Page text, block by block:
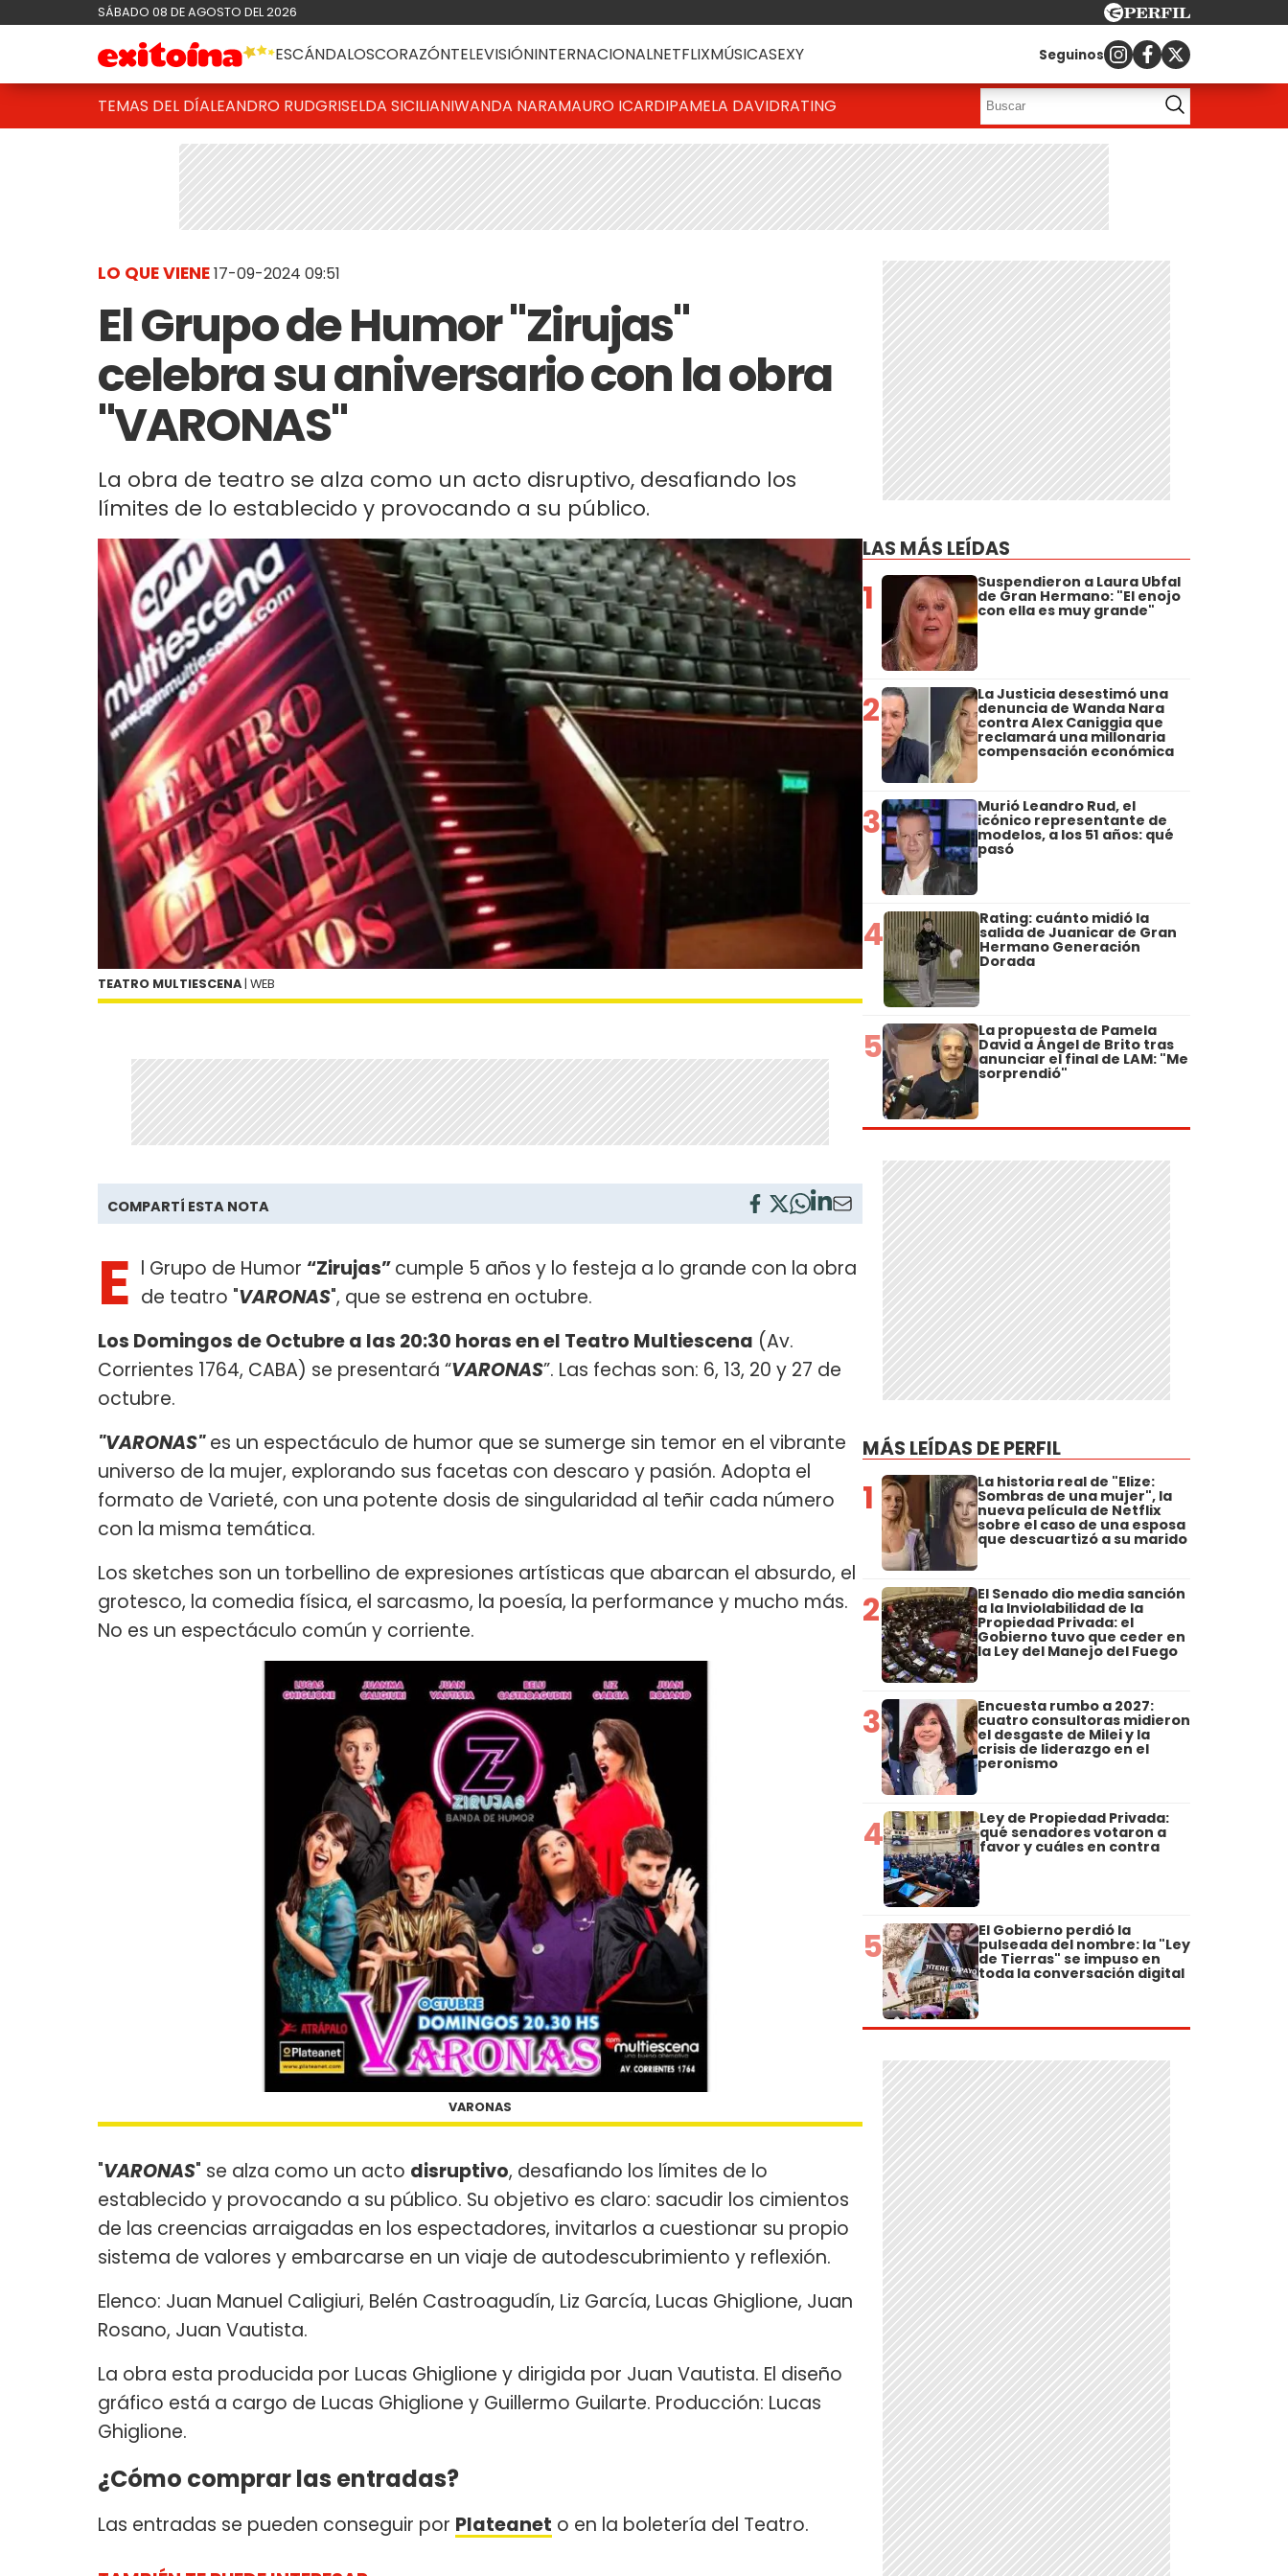
SÁBADO 08 DE AGOSTO DEL 2026
ESCÁNDALOSCORAZÓNTELEVISIÓNINTERNACIONALNETFLIXMÚSICASEXY Seguinos
TEMAS DEL DÍALEANDRO RUDGRISELDA SICILIANIWANDA NARAMAURO ICARDIPAMELA DAVIDRATING
LO QUE VIENE17-09-2024 09:51
El Grupo de Humor "Zirujas"
celebra su aniversario con la obra
"VARONAS"
La obra de teatro se alza como un acto disruptivo, desafiando los
límites de lo establecido y provocando a su público.
TEATRO MULTIESCENA | WEB
COMPARTÍ ESTA NOTA
E l Grupo de Humor “Zirujas”cumple 5 años y lo festeja a lo grande con la obra
de teatro "VARONAS", que se estrena en octubre.
Los Domingos de Octubre a las 20:30 horas en el Teatro Multiescena (Av.
Corrientes 1764, CABA) se presentará “VARONAS”. Las fechas son: 6, 13, 20 y 27 de
octubre.
"VARONAS"es un espectáculo de humor que se sumerge sin temor en el vibrante
universo de la mujer, explorando sus facetas con descaro y pasión. Adopta el
formato de Varieté, con una potente dosis de singularidad al teñir cada número
con la misma temática.
Los sketches son un torbellino de expresiones artísticas que abarcan el absurdo, el
grotesco, la comedia física, el sarcasmo, la poesía, la performance y mucho más.
No es un espectáculo común y corriente.
VARONAS
"VARONAS" se alza como un acto disruptivo, desafiando los límites de lo
establecido y provocando a su público. Su objetivo es claro: sacudir los cimientos
de las creencias arraigadas en los espectadores, invitarlos a cuestionar su propio
sistema de valores y embarcarse en un viaje de autodescubrimiento y reflexión.
Elenco: Juan Manuel Caligiuri, Belén Castroagudín, Liz García, Lucas Ghiglione, Juan
Rosano, Juan Vautista.
La obra esta producida por Lucas Ghiglione y dirigida por Juan Vautista. El diseño
gráfico está a cargo de Lucas Ghiglione y Guillermo Guilarte. Producción: Lucas
Ghiglione.
¿Cómo comprar las entradas?
Las entradas se pueden conseguir por Plateanet o en la boletería del Teatro.
LAS MÁS LEÍDAS
1 Suspendieron a Laura Ubfal
de Gran Hermano: "El enojo
con ella es muy grande"
2 La Justicia desestimó una
denuncia de Wanda Nara
contra Alex Caniggia que
reclamará una millonaria
compensación económica
3 Murió Leandro Rud, el
icónico representante de
modelos, a los 51 años: qué
pasó
4 Rating: cuánto midió la
salida de Juanicar de Gran
Hermano Generación
Dorada
5 La propuesta de Pamela
David a Ángel de Brito tras
anunciar el final de LAM: "Me
sorprendió"
MÁS LEÍDAS DE PERFIL
1 La historia real de "Elize:
Sombras de una mujer", la
nueva película de Netflix
sobre el caso de una esposa
que descuartizó a su marido
2 El Senado dio media sanción
a la Inviolabilidad de la
Propiedad Privada: el
Gobierno tuvo que ceder en
la Ley del Manejo del Fuego
3 Encuesta rumbo a 2027:
cuatro consultoras midieron
el desgaste de Milei y la
crisis de liderazgo en el
peronismo
4 Ley de Propiedad Privada:
qué senadores votaron a
favor y cuáles en contra
5 El Gobierno perdió la
pulseada del nombre: la "Ley
de Tierras" se impuso en
toda la conversación digital